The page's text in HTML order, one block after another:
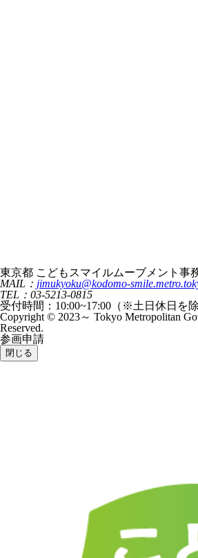
東京都 こどもスマイルムーブメント事
MAIL： jimukyoku@kodomo-
TEL：03-5213-0815
受付時間：10:00~17:00（※土日休日を除
Copyright © 2023～ Tokyo Metropolitan
Reserved.
参画申請
閉じる